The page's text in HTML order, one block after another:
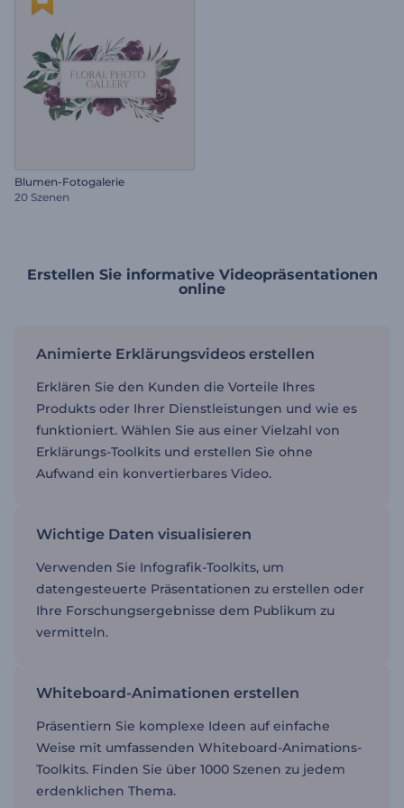
Blumen-Fotogalerie
20 Szenen
Erstellen Sie informative Videopräsentationen
online
Animierte Erklärungsvideos erstellen
Erklären Sie den Kunden die Vorteile Ihres
Produkts oder Ihrer Dienstleistungen und wie es
funktioniert. Wählen Sie aus einer Vielzahl von
Erklärungs-Toolkits und erstellen Sie ohne
Aufwand ein konvertierbares Video.
Wichtige Daten visualisieren
Verwenden Sie Infografik-Toolkits, um
datengesteuerte Präsentationen zu erstellen oder
Ihre Forschungsergebnisse dem Publikum zu
vermitteln.
Whiteboard-Animationen erstellen
Präsentiern Sie komplexe Ideen auf einfache
Weise mit umfassenden Whiteboard-Animations-
Toolkits. Finden Sie über 1000 Szenen zu jedem
erdenklichen Thema.